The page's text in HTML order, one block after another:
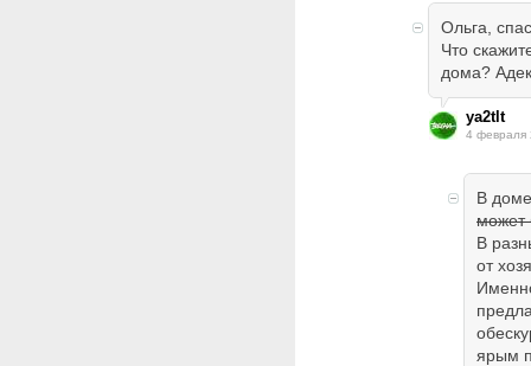
Ольга,
Что
дома?
ya2tlt
4 февраля
В
может
В
от
ярым